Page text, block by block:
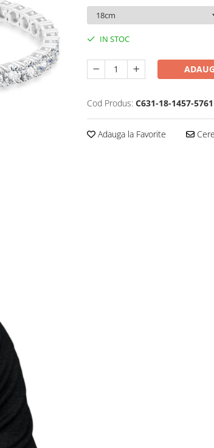
IN STOC
Cod Produs: C631-18-1457-5761
Adauga la Favorite